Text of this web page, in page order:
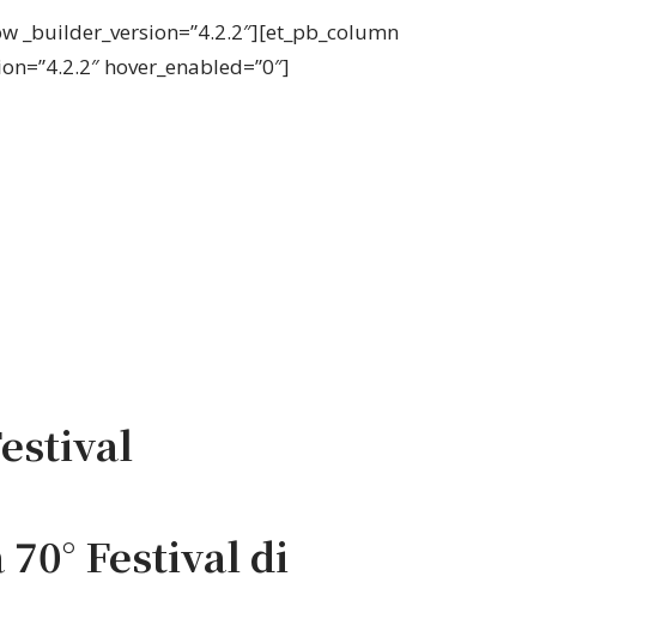
_builder_version=”4.2.2″][et_pb_column
hover_enabled=”0″]
Festival di